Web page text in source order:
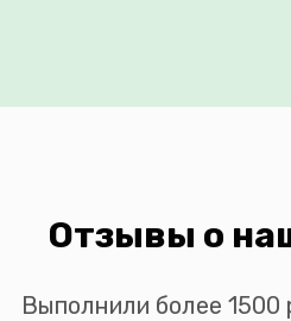
Отзывы о
Выполнили более 1500